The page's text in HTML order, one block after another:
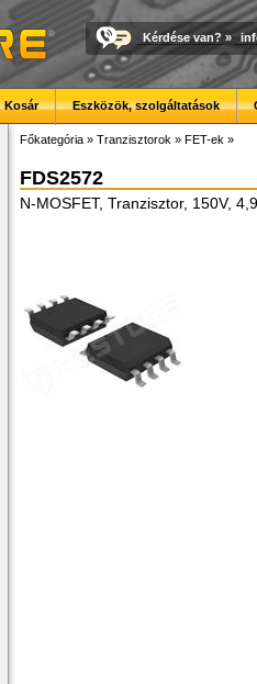
Kérdése van? »
Kosár Eszközök, szolgáltatások
Főkategória » Tranzisztorok » FET-ek »
FDS2572
N-MOSFET, Tranzisztor, 150V,